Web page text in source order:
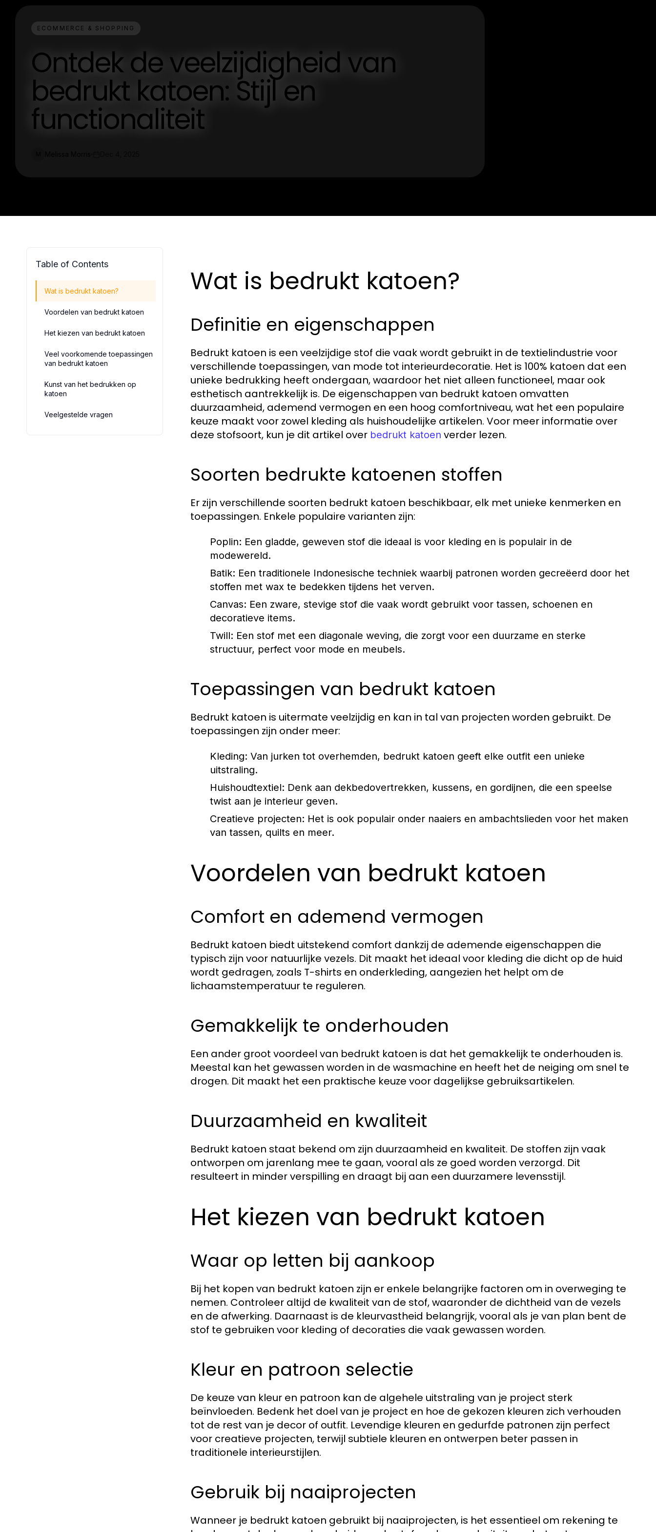
ECOMMERCE & SHOPPING
Ontdek de veelzijdigheid van
bedrukt katoen: Stijl en
functionaliteit
Table of Contents
Wat is bedrukt katoen?
Voordelen van bedrukt katoen
Het kiezen van bedrukt katoen
Veel voorkomende toepassingen
van bedrukt katoen
Kunst van het bedrukken op
katoen
Veelgestelde vragen
Wat is bedrukt katoen?
Definitie en eigenschappen
Bedrukt katoen is een veelzijdige stof die vaak wordt gebruikt in de textielindustrie voor
verschillende toepassingen, van mode tot interieurdecoratie. Het is 100% katoen dat een
unieke bedrukking heeft ondergaan, waardoor het niet alleen functioneel, maar ook
esthetisch aantrekkelijk is. De eigenschappen van bedrukt katoen omvatten
duurzaamheid, ademend vermogen en een hoog comfortniveau, wat het een populaire
keuze maakt voor zowel kleding als huishoudelijke artikelen. Voor meer informatie over
deze stofsoort, kun je dit artikel over bedrukt katoen verder lezen.
Soorten bedrukte katoenen stoffen
Er zijn verschillende soorten bedrukt katoen beschikbaar, elk met unieke kenmerken en
toepassingen. Enkele populaire varianten zijn:
Poplin: Een gladde, geweven stof die ideaal is voor kleding en is populair in de
modewereld.
Batik: Een traditionele Indonesische techniek waarbij patronen worden gecreëerd door het
stoffen met wax te bedekken tijdens het verven.
Canvas: Een zware, stevige stof die vaak wordt gebruikt voor tassen, schoenen en
decoratieve items.
Twill: Een stof met een diagonale weving, die zorgt voor een duurzame en sterke
structuur, perfect voor mode en meubels.
Toepassingen van bedrukt katoen
Bedrukt katoen is uitermate veelzijdig en kan in tal van projecten worden gebruikt. De
toepassingen zijn onder meer:
Kleding: Van jurken tot overhemden, bedrukt katoen geeft elke outfit een unieke
uitstraling.
Huishoudtextiel: Denk aan dekbedovertrekken, kussens, en gordijnen, die een speelse
twist aan je interieur geven.
Creatieve projecten: Het is ook populair onder naaiers en ambachtslieden voor het maken
van tassen, quilts en meer.
Voordelen van bedrukt katoen
Comfort en ademend vermogen
Bedrukt katoen biedt uitstekend comfort dankzij de ademende eigenschappen die
typisch zijn voor natuurlijke vezels. Dit maakt het ideaal voor kleding die dicht op de huid
wordt gedragen, zoals T-shirts en onderkleding, aangezien het helpt om de
lichaamstemperatuur te reguleren.
Gemakkelijk te onderhouden
Een ander groot voordeel van bedrukt katoen is dat het gemakkelijk te onderhouden is.
Meestal kan het gewassen worden in de wasmachine en heeft het de neiging om snel te
drogen. Dit maakt het een praktische keuze voor dagelijkse gebruiksartikelen.
Duurzaamheid en kwaliteit
Bedrukt katoen staat bekend om zijn duurzaamheid en kwaliteit. De stoffen zijn vaak
ontworpen om jarenlang mee te gaan, vooral als ze goed worden verzorgd. Dit
resulteert in minder verspilling en draagt bij aan een duurzamere levensstijl.
Het kiezen van bedrukt katoen
Waar op letten bij aankoop
Bij het kopen van bedrukt katoen zijn er enkele belangrijke factoren om in overweging te
nemen. Controleer altijd de kwaliteit van de stof, waaronder de dichtheid van de vezels
en de afwerking. Daarnaast is de kleurvastheid belangrijk, vooral als je van plan bent de
stof te gebruiken voor kleding of decoraties die vaak gewassen worden.
Kleur en patroon selectie
De keuze van kleur en patroon kan de algehele uitstraling van je project sterk
beïnvloeden. Bedenk het doel van je project en hoe de gekozen kleuren zich verhouden
tot de rest van je decor of outfit. Levendige kleuren en gedurfde patronen zijn perfect
voor creatieve projecten, terwijl subtiele kleuren en ontwerpen beter passen in
traditionele interieurstijlen.
Gebruik bij naaiprojecten
Wanneer je bedrukt katoen gebruikt bij naaiprojecten, is het essentieel om rekening te